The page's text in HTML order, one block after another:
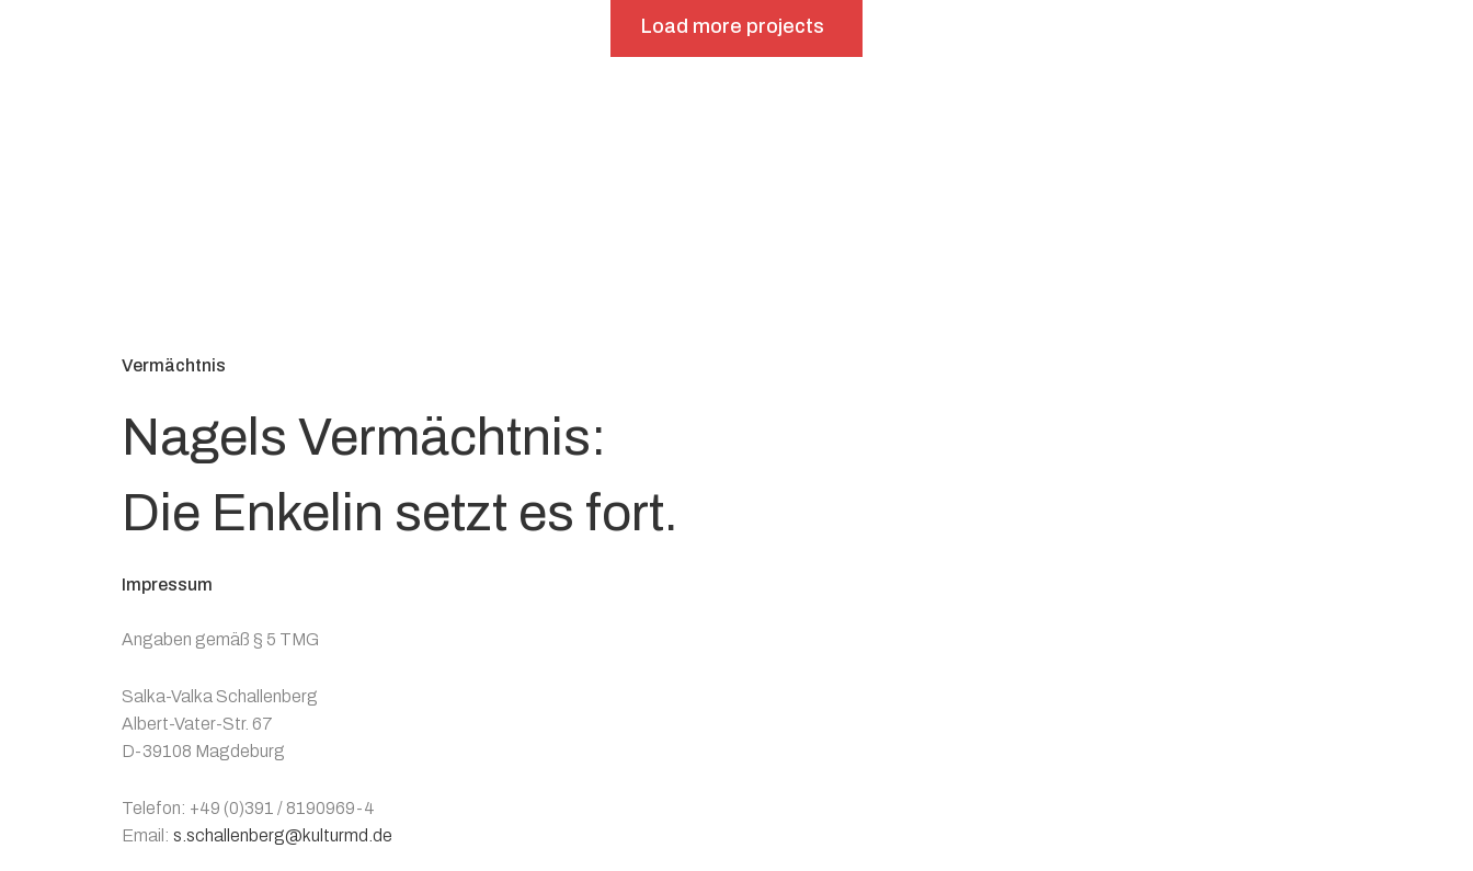
Load more projects
Vermächtnis
Nagels Vermächtnis:
Die Enkelin setzt es fort.
Impressum
Angaben gemäß § 5 TMG
Salka-Valka Schallenberg
Albert-Vater-Str. 67
D-39108 Magdeburg
Telefon: +49 (0)391 / 8190969-4
Email: s.schallenberg@kulturmd.de